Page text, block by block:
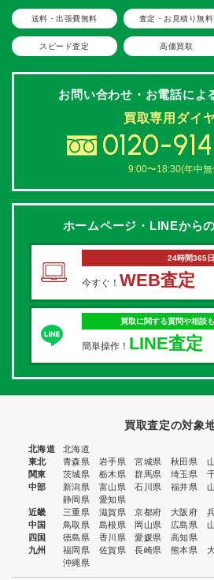
送料・出張費無料 査定・お見積り無料
スピード査定 高価買取
お問い合わせ・お電話によ
買取専用ダイ
0120-
9:00〜18:30(年中無
ホームページ・LINEからの
24時間365
今すぐ！ WEB査定
買取に関する質問や相談
簡単操作！ LINE査定
買取査定の対象
北海道
北海道
東北
青森県 岩手県 宮城県 秋田県
関東
茨城県 栃木県 群馬県 埼玉県
中部
新潟県 富山県 石川県 福井県
静岡県
愛知県
近畿
三重県 滋賀県 京都府 大阪府
中国
鳥取県 島根県 岡山県 広島県
四国
徳島県 香川県 愛媛県
高知県
九州
福岡県 佐賀県 長崎県 熊本県
沖縄県